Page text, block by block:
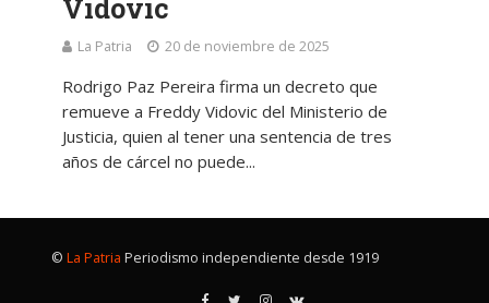
Vidovic
La Patria 20 de noviembre de 2025
Rodrigo Paz Pereira firma un decreto que
remueve a Freddy Vidovic del Ministerio de
Justicia, quien al tener una sentencia de tres
años de cárcel no puede...
© La Patria Periodismo independiente desde 1919